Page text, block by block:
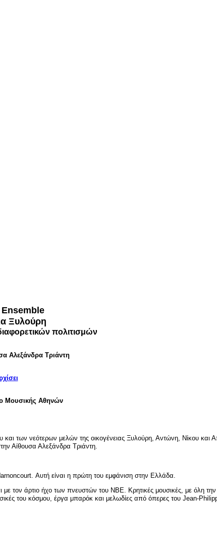
Ξυλούρη
πολιτισμών
Αλεξάνδρα Τριάντη
Μουσικής Αθηνών
και των νεότερων μελών της οικογένειας Ξυλούρη, Αντώνη, Νίκου
Αίθουσα Αλεξάνδρα Τριάντη.
Αυτή είναι η πρώτη του εμφάνιση στην Ελλάδα.
άρτιο ήχο των πνευστών του NBE. Κρητικές μουσικές, με όλη
του κόσμου, έργα μπαρόκ και μελωδίες από όπερες του Jean-